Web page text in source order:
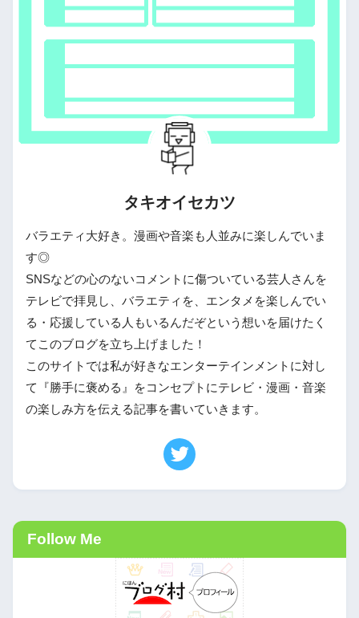
タキオイセカツ
バラエティ大好き。漫画や音楽も人並みに楽しんでいま
す◎
SNSなどの心のないコメントに傷ついている芸人さんを
テレビで拝見し、バラエティを、エンタメを楽しんでい
る・応援している人もいるんだぞという想いを届けたく
てこのブログを立ち上げました！
このサイトでは私が好きなエンターテインメントに対し
て『勝手に褒める』をコンセプトにテレビ・漫画・音楽
の楽しみ方を伝える記事を書いていきます。
Follow Me